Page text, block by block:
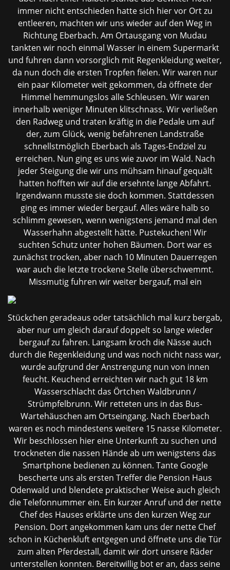
immer nicht entschieden hatte sich hier vor Ort zu
entleeren, machten wir uns wieder auf den Weg in
Richtung Eberbach. Am Ortausgang von Mudau
tankten wir noch einmal Wasser in einem Supermarkt
und fuhren dann vorsorglich mit Regenkleidung weiter,
da nun doch die ersten Tropfen fielen. Wir waren nur
ein paar Kilometer weit gekommen, da öffnete der
Himmel hemmungslos alle Schleusen. Wir waren
innerhalb weniger Minuten klitschnass. Wir verließen
den Radweg und traten kräftig in die Pedale um auf
der, zum Glück, wenig befahrenen Landstraße
schnellstmöglich Eberbach als Tages-Endziel zu
erreichen. Nun ging es uns wie zuvor im Wald. Nach
jeder Steigung die wir uns mühsam hinauf gequält
hatten hofften wir auf die ersehnte lange Abfahrt.
Irgendwann musste sie doch kommen. Stattdessen
ging es immer wieder bergauf. Alles wäre halb so
schlimm gewesen, wenn wenigstens jemand mal den
Wasserhahn abgestellt hätte. Pustekuchen! Wir
suchten Schutz unter hohen Bäumen. Dort war es
zunächst trocken, aber nach 10 Minuten Dauerregen
war auch die letzte trockene Stelle überschwemmt.
Missmutig fuhren wir weiter bergauf, mal ein
Stückchen geradeaus oder tatsächlich mal kurz bergab,
aber nur um gleich darauf doppelt so lange wieder
bergauf zu fahren. Langsam kroch die Nässe auch
durch die Regenkleidung und was noch nicht nass war,
wurde aufgrund der Anstrengung nun von innen
feucht. Keuchend erreichten wir nach gut 18 km
Wasserschlacht das Örtchen Waldbrunn /
Strümpfelbrunn. Wir retteten uns in das Bus-
Wartehäuschen am Ortseingang. Nach Eberbach
waren es noch mindestens weitere 15 nasse Kilometer.
Wir beschlossen hier eine Unterkunft zu suchen und
trockneten die nassen Hände ab um wenigstens das
Smartphone bedienen zu können. Tante Google
bescherte uns als ersten Treffer die Pension Haus
Odenwald und blendete praktischer Weise auch gleich
die Telefonnummer ein. Ein kurzer Anruf und der nette
Chef des Hauses erklärte uns den kurzen Weg zur
Pension. Dort angekommen kam uns der nette Chef
schon in Küchenkluft entgegen und öffnete uns die Tür
zum alten Pferdestall, damit wir dort unsere Räder
unterstellen konnten. Bereitwillig bot er an, dass seine